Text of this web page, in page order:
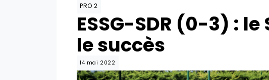
PRO 2
ESSG-SDR (0-3) :
le succès
14 mai 2022